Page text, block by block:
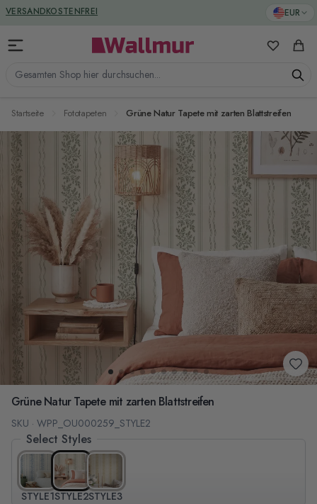
Zum Inhalt springen EUR
Gesamten Shop hier durchsuchen...
Meine
VERSANDKOSTENFREI
GREENGUARD ZERTIFIZIERT
Startseite Fototapeten Grüne Natur Tapete mit zarten Blattstreifen
Grüne Natur Tapete mit zarten Blattstreifen
SKU · WPP_OU000259_STYLE2
Select Styles
STYLE1STYLE2STYLE3